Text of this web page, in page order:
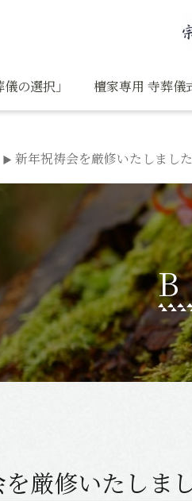
の選択」 檀家専用 寺葬儀
新年祝祷会を厳修いたしました
厳修いたしま